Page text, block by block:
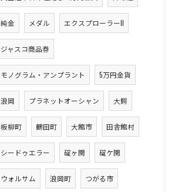
純金 メダル エクスプローラーII
ジャスコ商品券
モノグラム・アンプラント 5万円金貨
浪岡 プラネットオーシャン 大鰐
板柳町 鶴田町 大館市 田舎館村
シードゥエラー 碇ヶ関 碇ケ関
ウォルサム 浪岡町 つがる市